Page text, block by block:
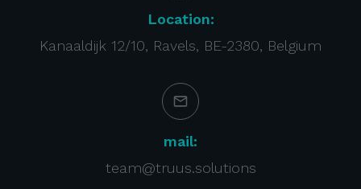
Location:
Kanaaldijk 12/10, Ravels, BE-2380, Belgium
mail:
team@truus.solutions